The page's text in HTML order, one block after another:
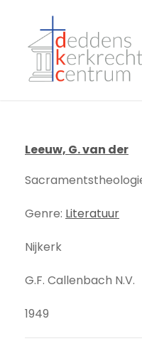
Leeuw, G. van der
Genre: Literatuur
Nijkerk
G.F. Callenbach N.V.
1949